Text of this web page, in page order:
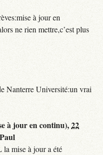
à jour en
ne rien mettre,c’est plus
Nanterre Université:un vrai
à jour en continu),22
Paul
mise à jour a été